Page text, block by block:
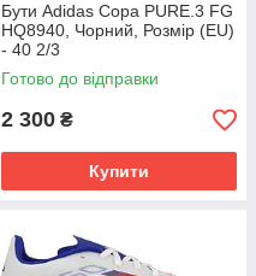
Бути Adidas Copa PURE.3 FG
HQ8940, Чорний, Розмір (EU)
- 40 2/3
Готово до відправки
2 300 ₴
Купити